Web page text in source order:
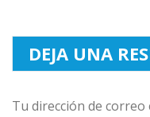
DEJA UNA
Tu dirección de